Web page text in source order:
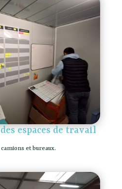
espaces de travail
et bureaux.